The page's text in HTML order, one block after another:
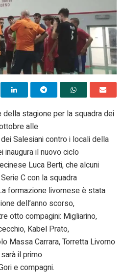
della stagione per la squadra dei
alle
Salesiani contro i locali della
inaugura il nuovo ciclo
Luca Berti, che alcuni
C con la squadra
formazione livornese è stata
dell’anno scorso,
otto compagini: Migliarino,
Kabel Prato,
Massa Carrara, Torretta Livorno
il primo
e compagni.